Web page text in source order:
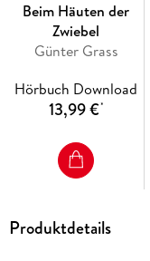
Beim Häuten der
Zwiebel
Günter Grass
Hörbuch Download
13,99 €*
Produktdetails